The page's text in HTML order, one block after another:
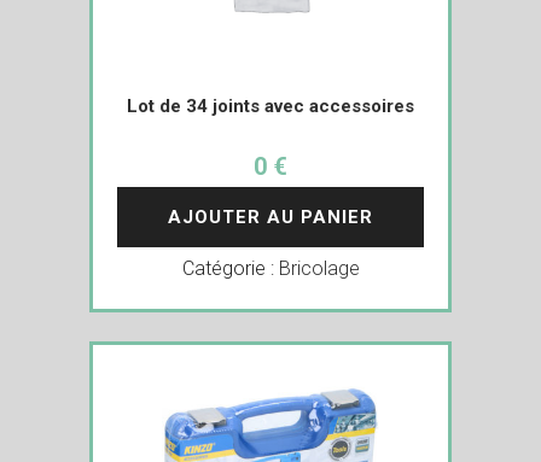
Lot de 34 joints avec accessoires
0 €
AJOUTER AU PANIER
Catégorie : Bricolage